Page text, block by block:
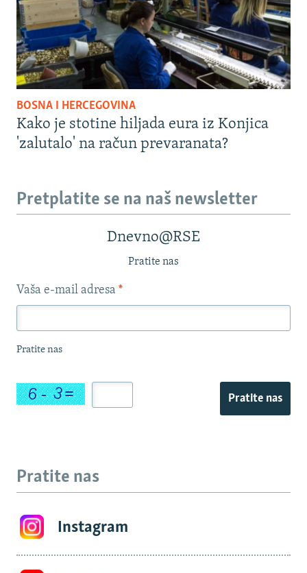
BOSNA I HERCEGOVINA
Kako je stotine hiljada eura iz Konjica
'zalutalo' na račun prevaranata?
Pretplatite se na naš newsletter
Dnevno@RSE
Pratite nas
Vaša e-mail adresa *
Pratite nas
Pratite nas
Pratite nas
Instagram